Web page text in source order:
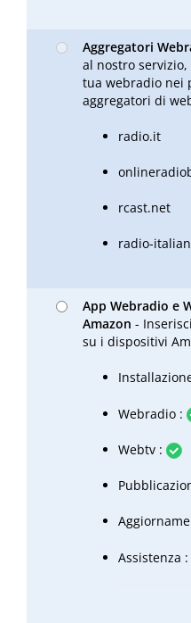
Aggregatori
al nostro
tua webradio nei
aggregatori di
radio.it
rcast.net
radio-
App Webradio e
Amazon -
su i dispositivi
Webradio :
Webtv :
Assistenza :